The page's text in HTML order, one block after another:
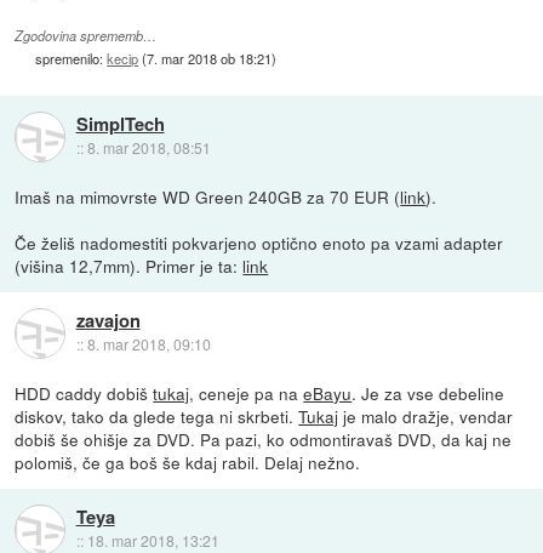
Zgodovina sprememb…
spremenilo:kecip(7. mar 2018 ob 18:21)
SimplTech
::8. mar 2018, 08:51
Imaš na mimovrste WD Green 240GB za 70 EUR (link).
Če želiš nadomestiti pokvarjeno optično enoto pa vzami adapter
(višina 12,7mm). Primer je ta: link
zavajon
::8. mar 2018, 09:10
HDD caddy dobištukaj, ceneje pa naeBayu. Je za vse debeline
diskov, tako da glede tega ni skrbeti.Tukaj je malo dražje, vendar
dobiš še ohišje za DVD. Pa pazi, ko odmontiravaš DVD, da kaj ne
polomiš, če ga boš še kdaj rabil. Delaj nežno.
Teya
:: 18. mar 2018, 13:21